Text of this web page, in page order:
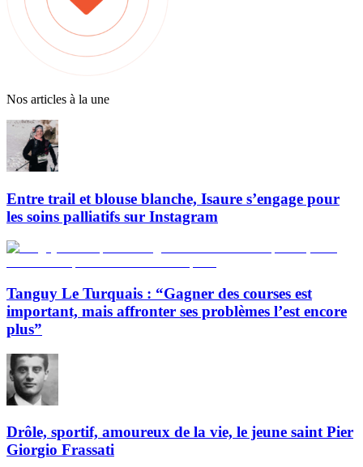
Nos articles à la une
Entre trail et blouse blanche, Isaure s’engage pour
les soins palliatifs sur Instagram
Tanguy Le Turquais : “Gagner des courses est
important, mais affronter ses problèmes l’est encore
plus”
Drôle, sportif, amoureux de la vie, le jeune saint Pier
Giorgio Frassati